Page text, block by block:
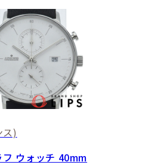
)
フ ウォッチ 40mm